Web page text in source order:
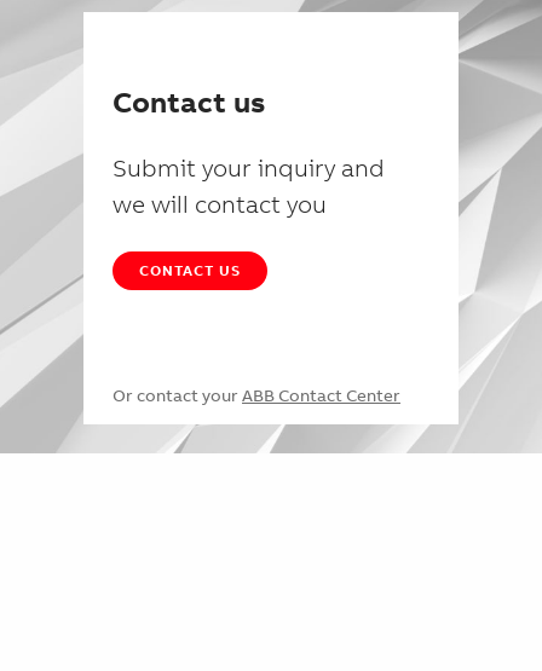
Contact us
Submit your inquiry and
we will contact you
CONTACT US
Or contact your ABB Contact Center